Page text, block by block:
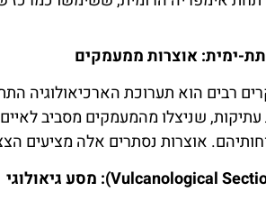
תת-ימית: אוצרות ממעמקים
רבים הוא תערוכת הארכיאולוגיה
עתיקות, שניצלו מהמעמקים מסביב
אוצרות נסתרים אלה מציעים